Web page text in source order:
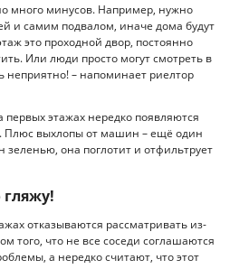
много минусов. Например, нужно
и самим подвалом, иначе дома будут
это проходной двор, постоянно
Или люди просто могут смотреть в
неприятно! – напоминает риелтор
первых этажах нередко появляются
Плюс выхлопы от машин – ещё один
она поглотит и отфильтрует
отказываются рассматривать из-
того, что не все соседи соглашаются
а нередко считают, что этот